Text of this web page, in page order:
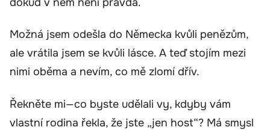
Možná jsem odešla do Německa kvůli penězům,
ale vrátila jsem se kvůli lásce. A teď stojím mezi
nimi oběma a nevím, co mě zlomí dřív.
Řekněte mi—co byste udělali vy, kdyby vám
vlastní rodina řekla, že jste „jen host“? Má smysl